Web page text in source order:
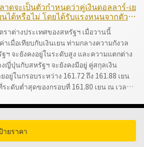
ดจะเป็นตัวกำหนดว่าคู่เงินดอลลาร์-เย
นได้หรือไม่ โดยได้รับแรงหนุนจากตัวชี้
และตัวเลข CPI ของเยอรมนี
าต่างประเทศของสหรัฐฯ เมื่อวานนี้
เมื่อเทียบกับเงินเยน ท่ามกลางความกังวล
ฯ จะยังคงอยู่ในระดับสูง และความแตกต่าง
ญี่ปุ่นกับสหรัฐฯ จะยังคงมีอยู่ คู่สกุลเงิน
อยู่ในกรอบระหว่าง 161.72 ถึง 161.88 เยน
ระดับต่ำสุดของกรอบที่ 161.80 เยน ณ เวลา
รั้งจนถึงระดับต่ำสุดที่ 162 เยน แนวต้านอยู่ที่
ว่าง 162.00 ถึง 161.50 มีแนวโน้มที่จะเป็น
ละผู้เข้าร่วมตลาดควรระมัดระวังเกี่ยวกับ
ารเกี่ยวกับการอ่อนค่าของเงินเยน ตารางวัน
ายราคา